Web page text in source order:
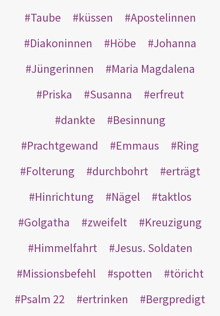
Taube
küssen
Apostelinnen
Diakoninnen
Höbe
Johanna
Jüngerinnen
Maria Magdalena
Priska
Susanna
erfreut
dankte
Besinnung
Prachtgewand
Emmaus
Ring
Folterung
durchbohrt
erträgt
Hinrichtung
Nägel
taktlos
Golgatha
zweifelt
Kreuzigung
Himmelfahrt
Jesus. Soldaten
Missionsbefehl
spotten
töricht
Psalm 22
ertrinken
Bergpredigt